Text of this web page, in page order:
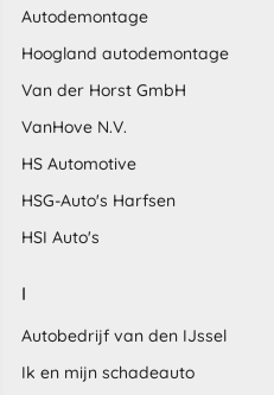
Autodemontage
Hoogland autodemontage
Van der Horst GmbH
VanHove N.V.
HS Automotive
HSG-Auto's Harfsen
HSI Auto's
I
Autobedrijf van den IJssel
Ik en mijn schadeauto